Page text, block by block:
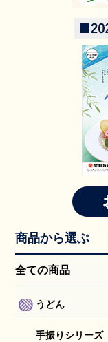
商品から選ぶ
全ての商品
うどん
手振りシリーズ